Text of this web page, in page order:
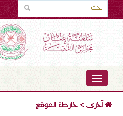
TOGGLE
NAVIGATION
آخرى>خارطة الموقع